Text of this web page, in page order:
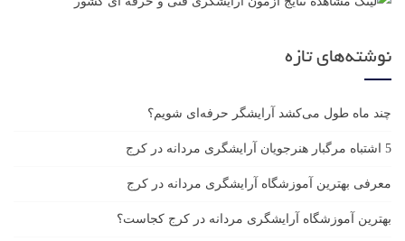
نوشته‌های تازه
چند ماه طول می‌کشد آرایشگر حرفه‌ای شویم؟
5 اشتباه مرگبار هنرجویان آرایشگری مردانه در کرج
معرفی بهترین آموزشگاه آرایشگری مردانه در کرج
بهترین آموزشگاه آرایشگری مردانه در کرج کجاست؟